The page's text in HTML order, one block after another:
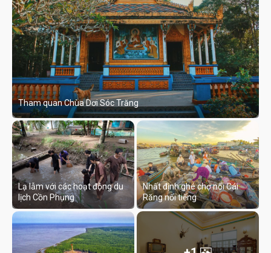
Tham quan Chùa Dơi Sóc Trăng
Lạ lẫm với các hoạt động du
lịch Cồn Phụng
Nhất định ghé chợ nổi Cái
Răng nổi tiếng